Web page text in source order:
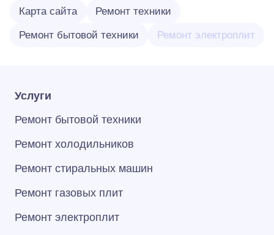
Карта сайта Ремонт техники
Ремонт бытовой техники Ремонт электроплит
Услуги
Ремонт бытовой техники
Ремонт холодильников
Ремонт стиральных машин
Ремонт газовых плит
Ремонт электроплит